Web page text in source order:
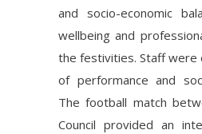
and socio-economic
wellbeing and
the festivities. Staff were
of performance and
The football match
Council provided an